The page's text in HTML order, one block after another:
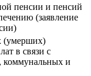
пенсии и пенсий
(заявление
(умерших)
в связи с
коммунальных и